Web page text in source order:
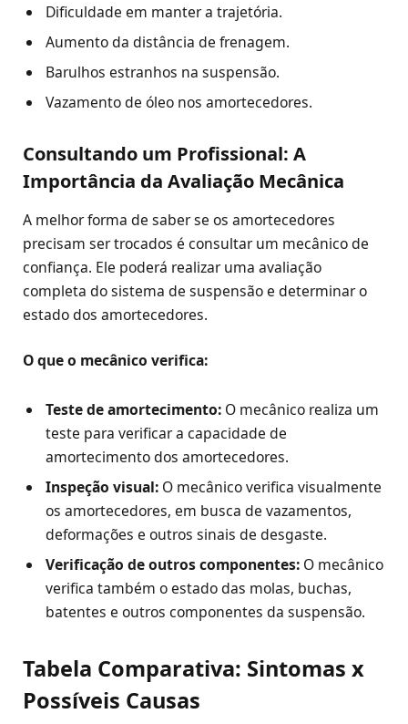
Dificuldade em manter a trajetória.
Aumento da distância de frenagem.
Barulhos estranhos na suspensão.
Vazamento de óleo nos amortecedores.
Consultando um Profissional: A
Importância da Avaliação Mecânica
A melhor forma de saber se os amortecedores
precisam ser trocados é consultar um mecânico de
confiança. Ele poderá realizar uma avaliação
completa do sistema de suspensão e determinar o
estado dos amortecedores.
O que o mecânico verifica:
Teste de amortecimento: O mecânico realiza um
teste para verificar a capacidade de
amortecimento dos amortecedores.
Inspeção visual: O mecânico verifica visualmente
os amortecedores, em busca de vazamentos,
deformações e outros sinais de desgaste.
Verificação de outros componentes: O mecânico
verifica também o estado das molas, buchas,
batentes e outros componentes da suspensão.
Tabela Comparativa: Sintomas x
Possíveis Causas